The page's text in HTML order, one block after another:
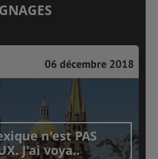
06 décembre 2018
n'est PAS
J'ai voya..